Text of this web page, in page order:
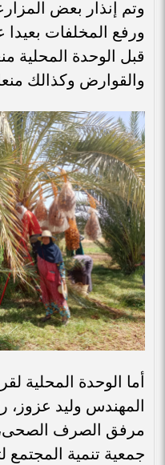
وتم إنذار بعض
ورفع المخلفات
قبل الوحدة المحلية
والقوارض وكذالك
أما الوحدة المحلية
المهندس وليد عزوز،
مرفق الصرف الصحى،
جمعية تنمية